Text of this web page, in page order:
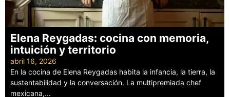
Elena Reygadas: cocina con memoria,
intuición y territorio
abril 16, 2026
En la cocina de Elena Reygadas habita la infancia, la tierra, la
sustentabilidad y la conversación. La multipremiada chef
mexicana,...